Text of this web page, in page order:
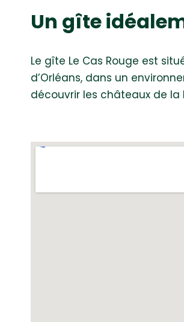
Un gîte
Le gîte Le Cas Rouge est
d’Orléans, dans un
découvrir les châteaux de la